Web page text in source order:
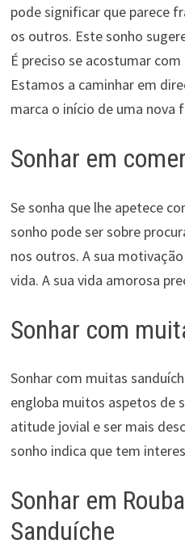
pode significar que parece
os outros. Este sonho
É preciso se acostumar
Estamos a caminhar em
marca o início de uma nova
Sonhar em
Se sonha que lhe apetece
sonho pode ser sobre
nos outros. A sua
vida. A sua vida amorosa
Sonhar com
Sonhar com muitas
engloba muitos aspetos de
atitude jovial e ser mais
sonho indica que tem
Sonhar em
Sanduíche